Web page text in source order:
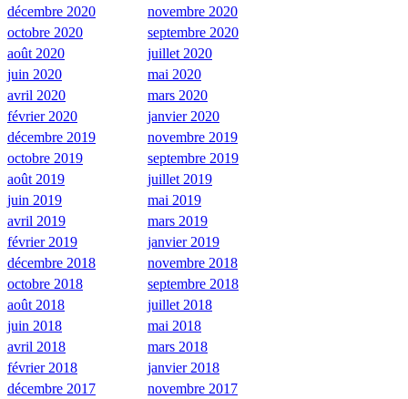
décembre 2020
novembre 2020
octobre 2020
septembre 2020
août 2020
juillet 2020
juin 2020
mai 2020
avril 2020
mars 2020
février 2020
janvier 2020
décembre 2019
novembre 2019
octobre 2019
septembre 2019
août 2019
juillet 2019
juin 2019
mai 2019
avril 2019
mars 2019
février 2019
janvier 2019
décembre 2018
novembre 2018
octobre 2018
septembre 2018
août 2018
juillet 2018
juin 2018
mai 2018
avril 2018
mars 2018
février 2018
janvier 2018
décembre 2017
novembre 2017